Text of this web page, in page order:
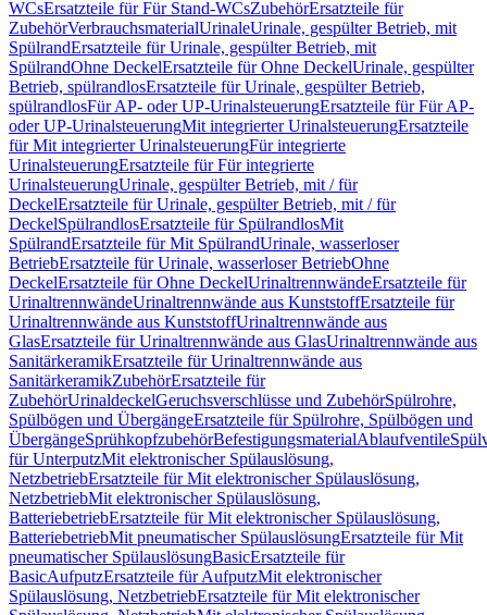
WCsErsatzteile für Für Stand-WCsZubehörErsatzteile für
ZubehörVerbrauchsmaterialUrinaleUrinale, gespülter Betrieb, mit
SpülrandErsatzteile für Urinale, gespülter Betrieb, mit
SpülrandOhne DeckelErsatzteile für Ohne DeckelUrinale, gespülter
Betrieb, spülrandlosErsatzteile für Urinale, gespülter Betrieb,
spülrandlosFür AP- oder UP-UrinalsteuerungErsatzteile für Für AP-
oder UP-UrinalsteuerungMit integrierter UrinalsteuerungErsatzteile
für Mit integrierter UrinalsteuerungFür integrierte
UrinalsteuerungErsatzteile für Für integrierte
UrinalsteuerungUrinale, gespülter Betrieb, mit / für
DeckelErsatzteile für Urinale, gespülter Betrieb, mit / für
DeckelSpülrandlosErsatzteile für SpülrandlosMit
SpülrandErsatzteile für Mit SpülrandUrinale, wasserloser
BetriebErsatzteile für Urinale, wasserloser BetriebOhne
DeckelErsatzteile für Ohne DeckelUrinaltrennwändeErsatzteile für
UrinaltrennwändeUrinaltrennwände aus KunststoffErsatzteile für
Urinaltrennwände aus KunststoffUrinaltrennwände aus
GlasErsatzteile für Urinaltrennwände aus GlasUrinaltrennwände aus
SanitärkeramikErsatzteile für Urinaltrennwände aus
SanitärkeramikZubehörErsatzteile für
ZubehörUrinaldeckelGeruchsverschlüsse und ZubehörSpülrohre,
Spülbögen und ÜbergängeErsatzteile für Spülrohre, Spülbögen und
ÜbergängeSprühkopfzubehörBefestigungsmaterialAblaufventile
für UnterputzMit elektronischer Spülauslösung,
NetzbetriebErsatzteile für Mit elektronischer Spülauslösung,
NetzbetriebMit elektronischer Spülauslösung,
BatteriebetriebErsatzteile für Mit elektronischer Spülauslösung,
BatteriebetriebMit pneumatischer SpülauslösungErsatzteile für Mit
pneumatischer SpülauslösungBasicErsatzteile für
BasicAufputzErsatzteile für AufputzMit elektronischer
Spülauslösung, NetzbetriebErsatzteile für Mit elektronischer